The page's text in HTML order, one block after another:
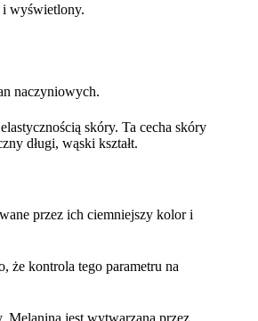
i wyświetlony.
naczyniowych.
skóry. Ta cecha skóry
długi, wąski kształt.
przez ich ciemniejszy kolor i
że kontrola tego parametru na
Melanina jest wytwarzana przez